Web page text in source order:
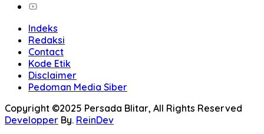
Indeks
Redaksi
Contact
Kode Etik
Disclaimer
Pedoman Media Siber
Copyright ©2025 Persada Blitar, All Rights Reserved
Developper By. ReinDev